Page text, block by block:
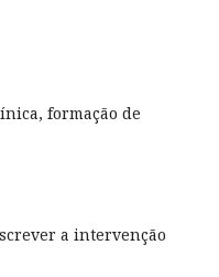
formação de
a intervenção